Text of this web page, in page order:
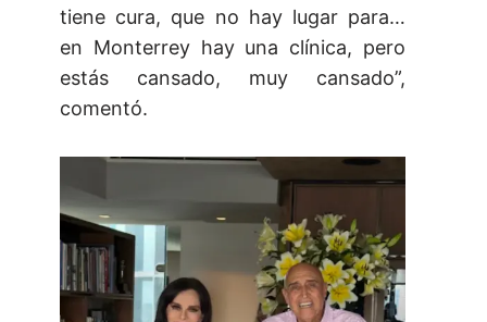
tiene cura, que no hay lugar para…
en Monterrey hay una clínica, pero
estás cansado, muy cansado”,
comentó.